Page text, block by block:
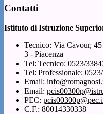
Contatti
Istituto di Istruzione
Tecnico: Via Cavour,
3 - Piacenza
Tel: Tecnico: 0523/
Tel: Professionale:
Email:
Email:
PEC:
C.F.: 80014330338